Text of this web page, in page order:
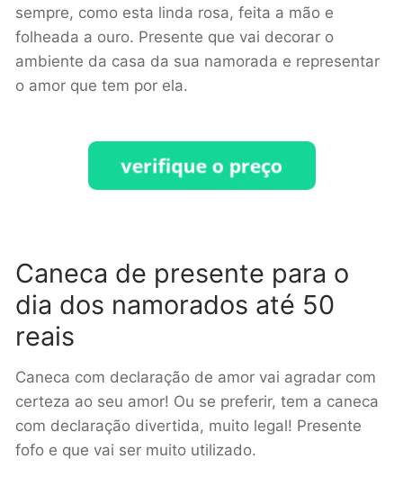
sempre, como esta linda rosa, feita a mão e
folheada a ouro. Presente que vai decorar o
ambiente da casa da sua namorada e representar
o amor que tem por ela.
Caneca de presente para o
dia dos namorados até 50
reais
Caneca com declaração de amor vai agradar com
certeza ao seu amor! Ou se preferir, tem a caneca
com declaração divertida, muito legal! Presente
fofo e que vai ser muito utilizado.